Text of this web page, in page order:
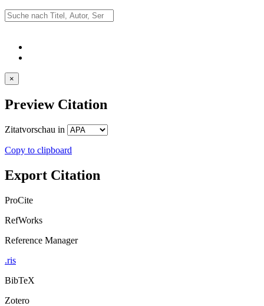
×
Preview Citation
Zitatvorschau in
Copy to clipboard
Export Citation
ProCite
RefWorks
Reference Manager
.ris
BibTeX
Zotero